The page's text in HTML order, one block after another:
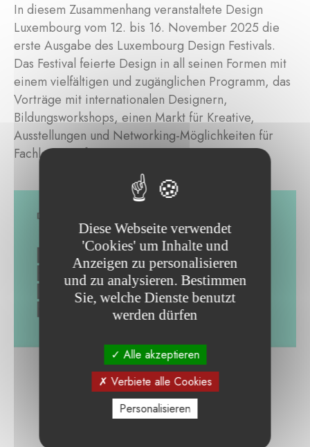
In diesem Zusammenhang veranstaltete Design
Luxembourg vom 12. bis 16. November 2025 die
erste Ausgabe des Luxembourg Design Festivals.
Das Festival feierte Design in all seinen Formen mit
einem vielfältigen und zugänglichen Programm, das
Vorträge mit internationalen Designern,
Bildungsworkshops, einen Markt für Kreative,
Ausstellungen und Networking-Möglichkeiten für
Fachleute umfasste.
Diese Webseite verwendet
'Cookies' um Inhalte und
Anzeigen zu personalisieren
und zu analysieren. Bestimmen
Sie, welche Dienste benutzt
werden dürfen
Alle akzeptieren
Verbiete alle Cookies
Personalisieren